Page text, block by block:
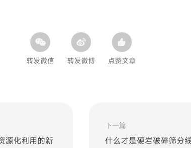
转发微信 转发微博 点赞文章
源化利用的新
下一篇
什么才是硬岩破碎筛分